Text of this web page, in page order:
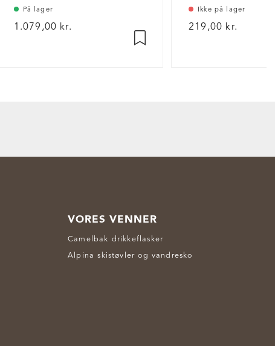
På lager
1.079,00 kr.
Ikke på lager
219,00 kr.
VORES VENNER
Camelbak drikkeflasker
Alpina skistøvler og vandresko